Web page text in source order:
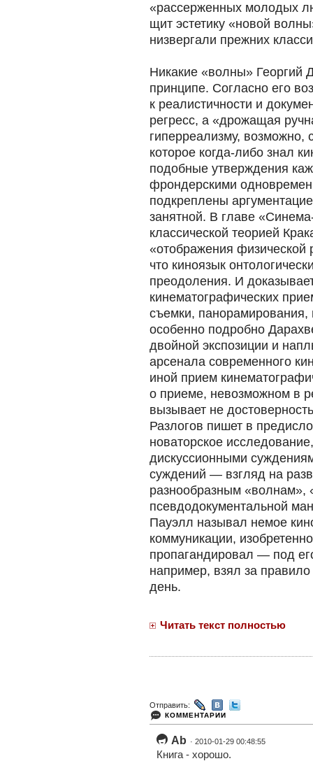
«рассерженных молодых
щит эстетику «новой
низвергали прежних
Никакие «волны» Георгий
принципе. Согласно его
к реалистичности и
регресс, а «дрожащая
гиперреализму, возможно,
которое когда-либо знал
подобные утверждения
фрондерскими
подкреплены
занятной. В главе
классической теорией
«отображения физической
что киноязык
преодоления. И
кинематографических
съемки,
особенно подробно
двойной экспозиции и
арсенала современного
иной прием
о приеме, невозможном в
вызывает не
Разлогов пишет в
новаторское
дискуссионными
суждений — взгляд на
разнообразным «волнам»,
псевдодокументальной
Пауэлл называл немое
коммуникации,
пропагандировал — под
например, взял за
день.
Читать текст полностью
Отправить:
КОММЕНТАРИИ
Ab · 2010-01-29 00:48:55
Книга - хорошо.